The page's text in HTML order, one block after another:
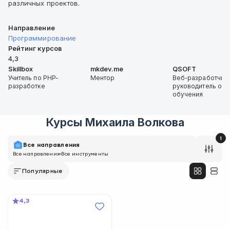
различных проектов.
Направление
Программирование
Рейтинг курсов
4,3
Skillbox
Учитель по PHP-
разработке
mkdev.me
Ментор
QSOFT
Веб-разработчик,
руководитель
обучения
Курсы Михаила Волкова
Все направления
Все направленияВсе инструменты
1
Популярные
4,3